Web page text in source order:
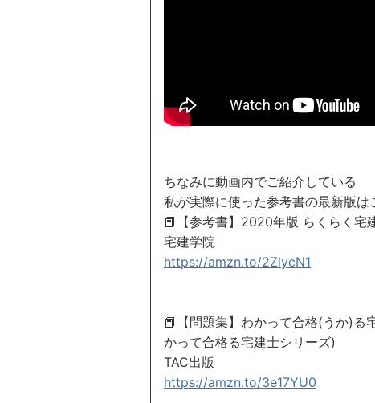
ちなみに動画内でご紹介している
私が実際に使った参考書の最新版は
📕【参考書】2020年版 らくらく宅
宅建学院
https://amzn.to/2ZlycN1
📕【問題集】わかって合格(うか)
かって合格る宅建士シリーズ)
TAC出版
https://amzn.to/3e17YU0